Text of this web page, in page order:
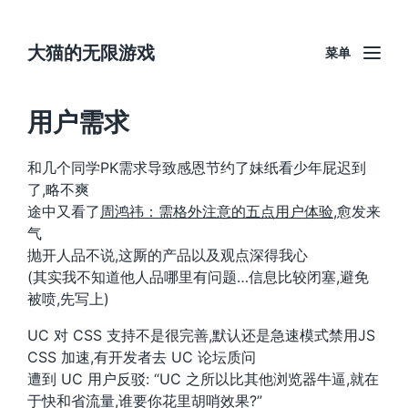
大猫的无限游戏 菜单
用户需求
和几个同学PK需求导致感恩节约了妹纸看少年屁迟到
了,略不爽
途中又看了周鸿祎：需格外注意的五点用户体验,愈发来
气
抛开人品不说,这厮的产品以及观点深得我心
(其实我不知道他人品哪里有问题…信息比较闭塞,避免
被喷,先写上)
UC 对 CSS 支持不是很完善,默认还是急速模式禁用JS
CSS 加速,有开发者去 UC 论坛质问
遭到 UC 用户反驳: “UC 之所以比其他浏览器牛逼,就在
于快和省流量,谁要你花里胡哨效果?”